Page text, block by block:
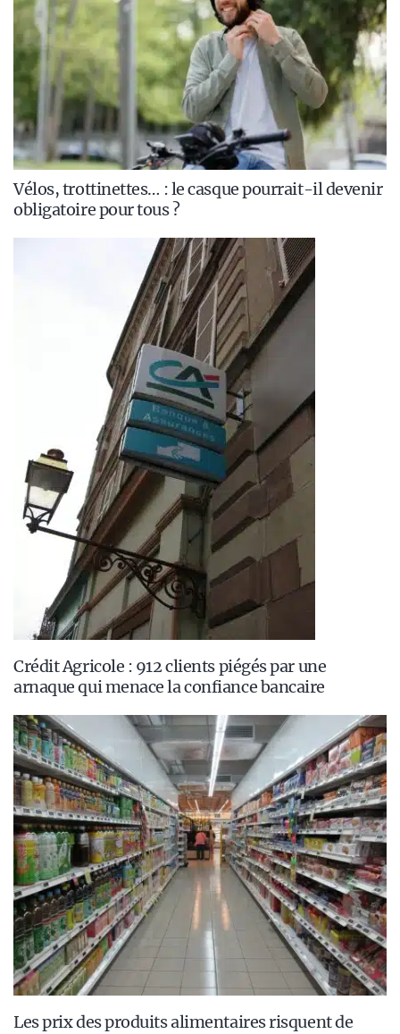
Vélos, trottinettes… : le casque pourrait-il devenir
obligatoire pour tous ?
Crédit Agricole : 912 clients piégés par une
arnaque qui menace la confiance bancaire
Les prix des produits alimentaires risquent de